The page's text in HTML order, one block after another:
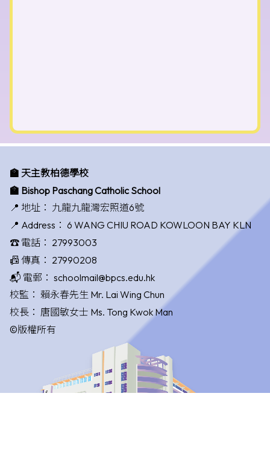
🏫 天主教柏德學校
🏫 Bishop Paschang Catholic School
📍 地址： 九龍九龍灣宏照道6號
📍 Address： 6 WANG CHIU ROAD KOWLOON BAY KLN
☎️ 電話： 27993003
📠 傳真： 27990208
📬 電郵： schoolmail@bpcs.edu.hk
校監： 賴永春先生 Mr. Lai Wing Chun
校長： 唐國敏女士 Ms. Tong Kwok Man
©版權所有